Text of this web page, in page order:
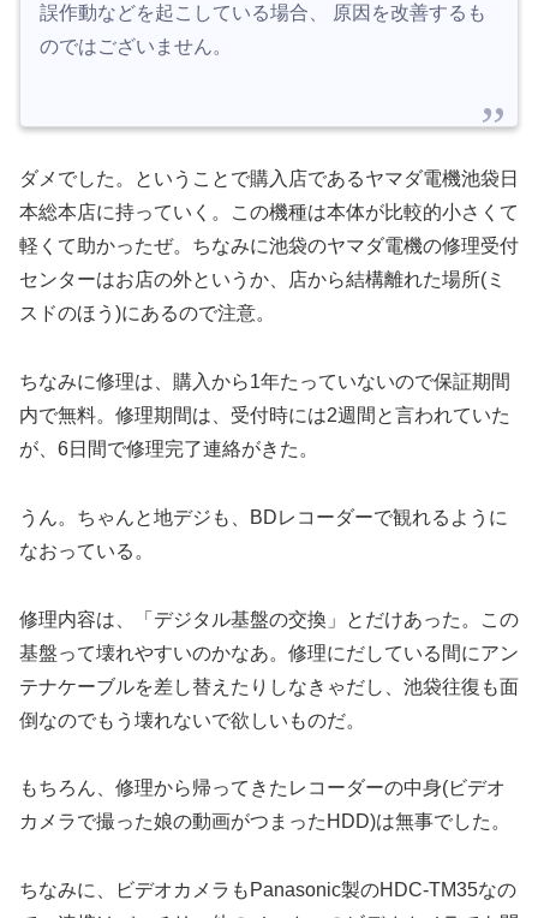
誤作動などを起こしている場合、 原因を改善するも
のではございません。
ダメでした。ということで購入店であるヤマダ電機池袋日
本総本店に持っていく。この機種は本体が比較的小さくて
軽くて助かったぜ。ちなみに池袋のヤマダ電機の修理受付
センターはお店の外というか、店から結構離れた場所(ミ
スドのほう)にあるので注意。
ちなみに修理は、購入から1年たっていないので保証期間
内で無料。修理期間は、受付時には2週間と言われていた
が、6日間で修理完了連絡がきた。
うん。ちゃんと地デジも、BDレコーダーで観れるように
なおっている。
修理内容は、「デジタル基盤の交換」とだけあった。この
基盤って壊れやすいのかなあ。修理にだしている間にアン
テナケーブルを差し替えたりしなきゃだし、池袋往復も面
倒なのでもう壊れないで欲しいものだ。
もちろん、修理から帰ってきたレコーダーの中身(ビデオ
カメラで撮った娘の動画がつまったHDD)は無事でした。
ちなみに、ビデオカメラもPanasonic製のHDC-TM35なの